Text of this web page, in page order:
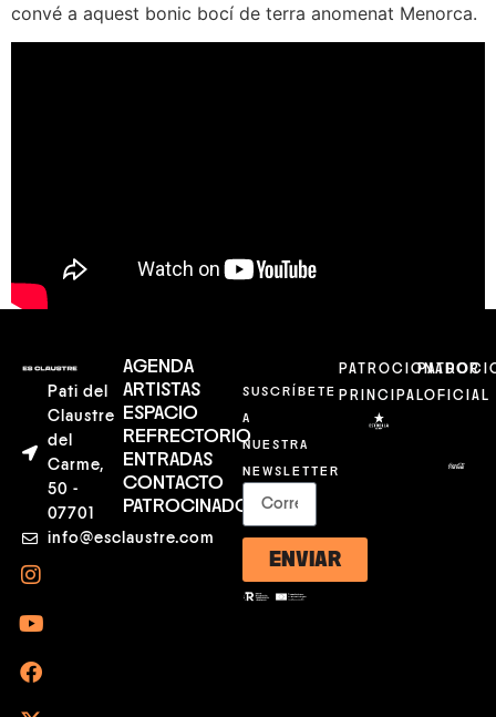
convé a aquest bonic bocí de terra anomenat Menorca.
Pati del
Claustre
del
Carme,
50 -
07701
info@esclaustre.com
AGENDA
ARTISTAS
ESPACIO
REFRECTORIO
ENTRADAS
CONTACTO
PATROCINADORES
SUSCRÍBETE
A
NUESTRA
NEWSLETTER
ENVIAR
PATROCIONADOR
PRINCIPALOFICIAL